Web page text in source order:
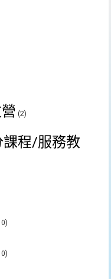
(2)
程/服務教